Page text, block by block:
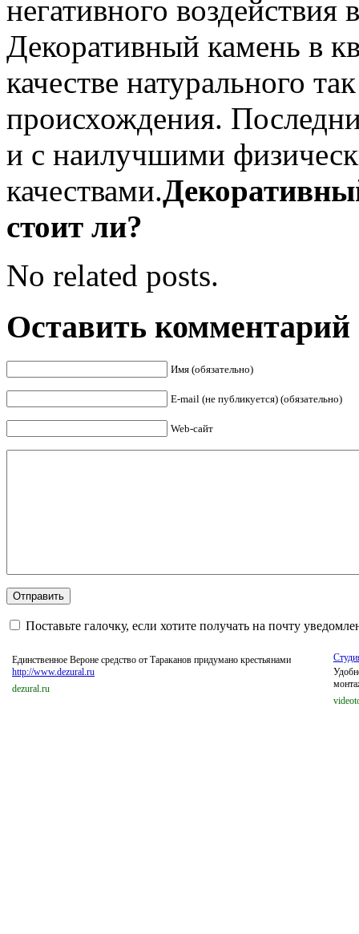
негативного воздействия
Декоративный камень в
качестве натурального
происхождения.
и с наилучшими
качествами.
стоит ли?
No related posts.
Оставить комментарий
Имя (обязательно)
E-mail (не публикуется) (обязательно)
Web-сайт
Поставьте галочку, если хотите получать на почту
Единственное Вероне средство от Тараканов придумано крестьянами
http://www.dezural.ru
dezural.ru